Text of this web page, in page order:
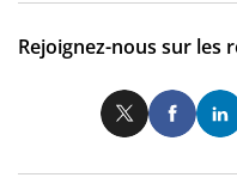
Rejoignez-nous sur les